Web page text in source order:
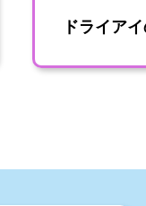
ドライア